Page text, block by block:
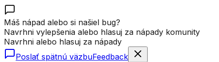
Máš nápad alebo si našiel bug?
Navrhni vylepšenia alebo hlasuj za nápady komunity
Navrhni alebo hlasuj za nápady
Poslať spätnú väzbuFeedback